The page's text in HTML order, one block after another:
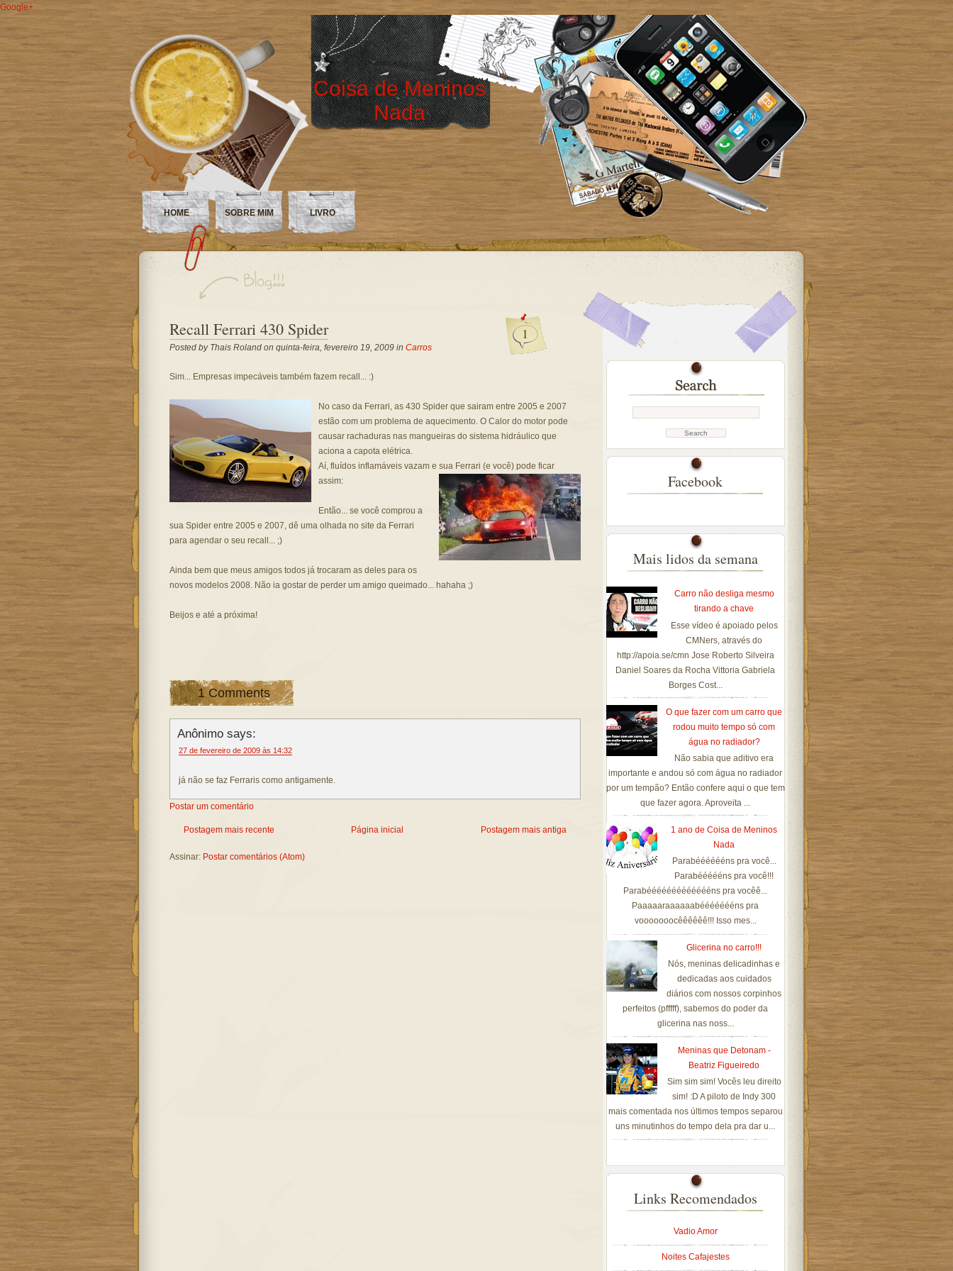
Google+
Coisa de Meninos
Nada
HOME SOBRE MIM LIVRO
1
Recall Ferrari 430 Spider
Posted by Thais Rolandon quinta-feira, fevereiro 19, 2009 in Carros
Sim... Empresas impecáveis também fazem recall... :)
No caso da Ferrari, as 430 Spider que sairam entre 2005 e 2007
estão com um problema de aquecimento. O Calor do motor pode
causar rachaduras nas mangueiras do sistema hidráulico que
aciona a capota elétrica.
Aí, fluídos inflamáveis vazam e sua Ferrari (e você) pode ficar
assim:
Então... se você comprou a
sua Spider entre 2005 e 2007, dê uma olhada no site da Ferrari
para agendar o seu recall... ;)
Ainda bem que meus amigos todos já trocaram as deles para os
novos modelos 2008. Não ia gostar de perder um amigo queimado... hahaha ;)
Beijos e até a próxima!
1 Comments
Anônimo says:
27 de fevereiro de 2009 às 14:32
já não se faz Ferraris como antigamente.
Postar um comentário
Postagem mais recente Postagem mais antiga
Página inicial
Assinar: Postar comentários (Atom)
Facebook
Mais lidos da semana
Carro não desliga mesmo
tirando a chave
Esse vídeo é apoiado pelos
CMNers, através do
http://apoia.se/cmn Jose Roberto Silveira
Daniel Soares da Rocha Vittoria Gabriela
Borges Cost...
O que fazer com um carro que
rodou muito tempo só com
água no radiador?
Não sabia que aditivo era
importante e andou só com água no radiador
por um tempão? Então confere aqui o que tem
que fazer agora. Aproveita ...
1 ano de Coisa de Meninos
Nada
Parabééééééns pra você...
Parabéééééns pra você!!!
Parabéééééééééééééns pra vocêê...
Paaaaaraaaaaabéééééééns pra
vooooooocêêêêêê!!! Isso mes...
Glicerina no carro!!!
Nós, meninas delicadinhas e
dedicadas aos cuidados
diários com nossos corpinhos
perfeitos (pfffff), sabemos do poder da
glicerina nas noss...
Meninas que Detonam -
Beatriz Figueiredo
Sim sim sim! Vocês leu direito
sim! :D A piloto de Indy 300
mais comentada nos últimos tempos separou
uns minutinhos do tempo dela pra dar u...
Links Recomendados
Vadio Amor
Noites Cafajestes